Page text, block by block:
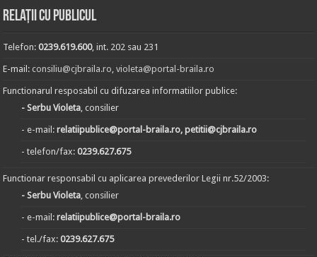
Relații cu publicul
Telefon:0239.619.600, int. 202 sau 231
E-mail:consiliu@cjbraila.ro,violeta@portal-braila.ro
Functionarul resposabil cu difuzarea informatiilor publice:
- Serbu Violeta, consilier
- e-mail:relatiipublice@portal-braila.ro, petitii@cjbraila.ro
- telefon/fax:0239.627.675
Functionar responsabil cu aplicarea prevederilor Legii nr.52/2003:
- Serbu Violeta, consilier
- e-mail:relatiipublice@portal-braila.ro
- tel./fax:0239.627.675